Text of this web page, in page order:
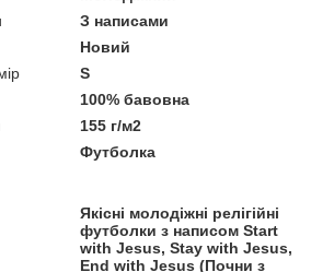
З написами
Новий
S
100% бавовна
155 г/м2
Футболка
Якісні молодіжні релігійні
футболки з написом Start
with Jesus, Stay with Jesus,
End with Jesus (Почни з